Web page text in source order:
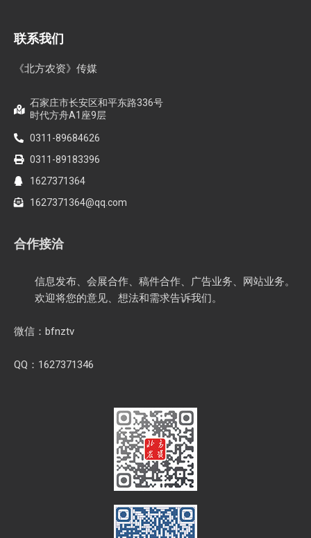
联系我们
《北方农资》传媒
石家庄市长安区和平东路336号
时代方舟A1座9层
0311-89684626
0311-89183396
1627371364
1627371364@qq.com
合作接洽
信息发布、会展合作、稿件合作、广告业务、网站业务。
欢迎将您的意见、想法和需求告诉我们。
微信：bfnztv
QQ：1627371346